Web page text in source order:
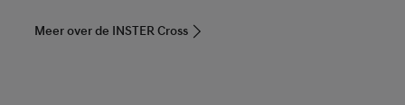
Meer over de INSTER Cross